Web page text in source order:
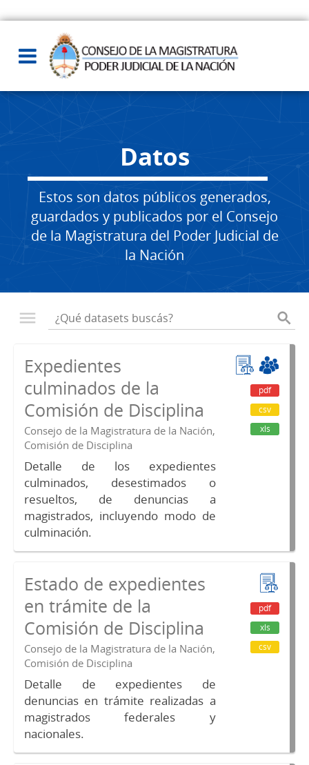
Datos
Estos son datos públicos generados,
guardados y publicados por el Consejo
de la Magistratura del Poder Judicial de
la Nación
Expedientes
culminados de la
Comisión de Disciplina
Consejo de la Magistratura de la Nación,
Comisión de Disciplina
Detalle de los expedientes
culminados, desestimados o
resueltos, de denuncias a
magistrados, incluyendo modo de
culminación.
pdf
csv
xls
Estado de expedientes
en trámite de la
Comisión de Disciplina
Consejo de la Magistratura de la Nación,
Comisión de Disciplina
Detalle de expedientes de
denuncias en trámite realizadas a
magistrados federales y
nacionales.
pdf
xls
csv